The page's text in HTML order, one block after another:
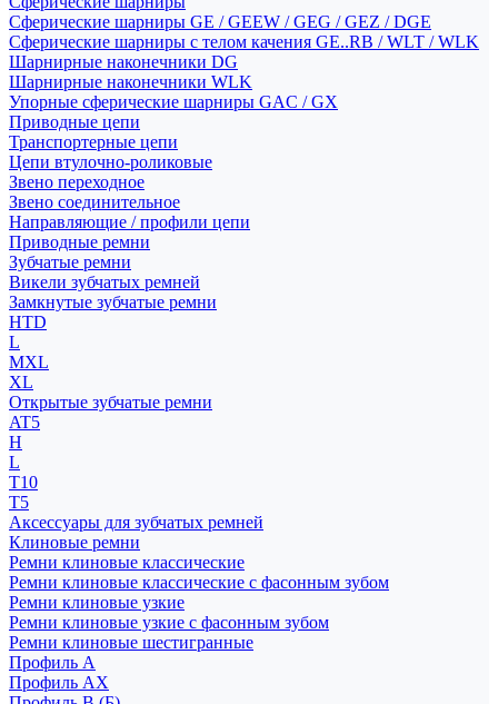
Сферические шарниры GE / GEEW / GEG / GEZ / DGE
Сферические шарниры с телом качения GE..RB / WLT / WLK
Шарнирные наконечники DG
Шарнирные наконечники WLK
Упорные сферические шарниры GAC / GX
Приводные цепи
Транспортерные цепи
Цепи втулочно-роликовые
Звено переходное
Звено соединительное
Направляющие / профили цепи
Приводные ремни
Зубчатые ремни
Викели зубчатых ремней
Замкнутые зубчатые ремни
HTD
L
MXL
XL
Открытые зубчатые ремни
AT5
H
L
T10
T5
Аксессуары для зубчатых ремней
Клиновые ремни
Ремни клиновые классические
Ремни клиновые классические с фасонным зубом
Ремни клиновые узкие
Ремни клиновые узкие с фасонным зубом
Ремни клиновые шестигранные
Профиль A
Профиль AX